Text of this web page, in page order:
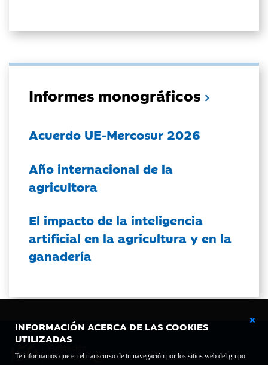
INFORMACIÓN ACERCA DE LAS COOKIES
UTILIZADAS
Te informamos que en el transcurso de tu navegación por los sitios web del grupo
Informes monográficos
Acuerdo UE-Mercosur 2026
Año internacional de la
agricultora
El impacto de la inteligencia
artificial en la agricultura y en la
ganadería